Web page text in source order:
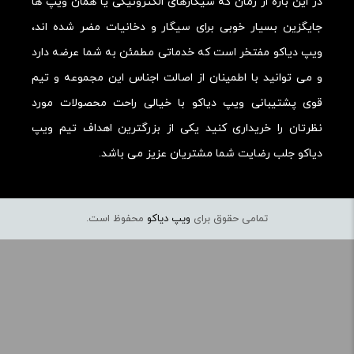
جایگزین بسیار خوبی برای سیگار و دخانیات مضر شده اند،
ویپ دیاکو مفتخر است که خدماتی مطمئن به شما عرضه دارد
و می توانید با اطمینان از اصالت اجناس این مجموعه و تیم
قوی پشتیبانی ویپ دیاکو با خیالی راحت محصولات مورد
نظرتان را خریداری کنید یکی از بزرگترین اهداف تیم ویپ
دیاکو جلب رضایت شما مشتریان عزیز می باشد.
تمامی حقوق برای ویپ دیاکو محفوظ است.